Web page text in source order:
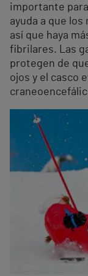
importante
ayuda a que
así que haya
fibrilares. Las
protegen de
ojos y el casco